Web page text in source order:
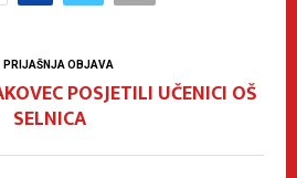
PRIJAŠNJA OBJAVA
POSJETILI UČENICI OŠ
SELNICA